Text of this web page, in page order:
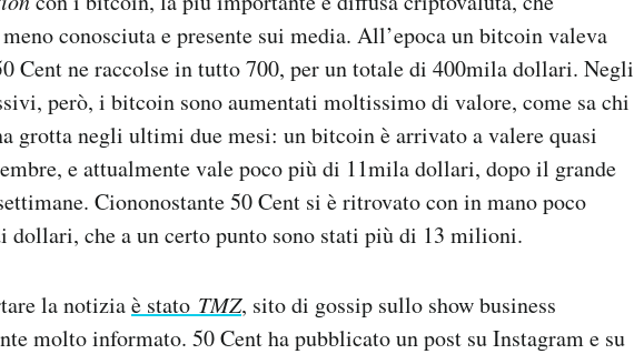
conosciuta e presente sui media. All’epoca un bitcoin valeva
Cent ne raccolse in tutto 700, per un totale di 400mila dollari. Negli
però, i bitcoin sono aumentati moltissimo di valore, come sa chi
grotta negli ultimi due mesi: un bitcoin è arrivato a valere quasi
e attualmente vale poco più di 11mila dollari, dopo il grande
Ciononostante 50 Cent si è ritrovato con in mano poco
che a un certo punto sono stati più di 13 milioni.
la notiziaè stato TMZ, sito di gossip sullo show business
molto informato. 50 Cent ha pubblicato un post su Instagram e su